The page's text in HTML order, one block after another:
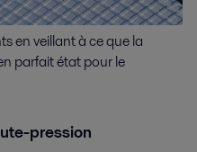
en veillant à ce que la
parfait état pour le
pression